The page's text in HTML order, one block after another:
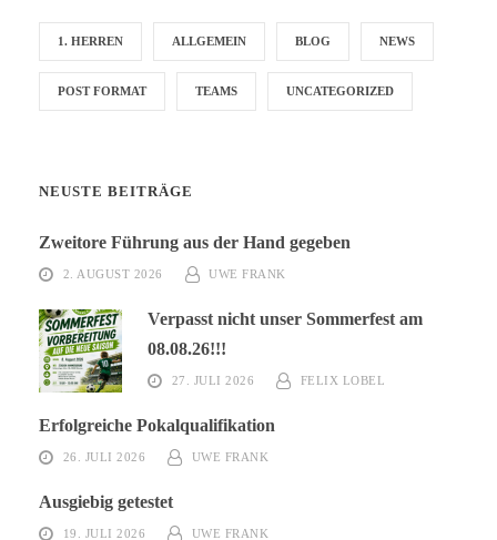
1. HERREN ALLGEMEIN BLOG NEWS
POST FORMAT TEAMS UNCATEGORIZED
NEUSTE BEITRÄGE
Zweitore Führung aus der Hand gegeben
2. AUGUST 2026 UWE FRANK
Verpasst nicht unser Sommerfest am
08.08.26!!!
27. JULI 2026 FELIX LOBEL
Erfolgreiche Pokalqualifikation
26. JULI 2026 UWE FRANK
Ausgiebig getestet
19. JULI 2026 UWE FRANK